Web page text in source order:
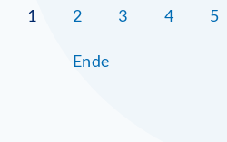
2025
1 2 3 4 5
Ende